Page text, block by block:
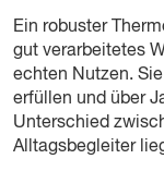
Ein robuster
gut verarbeitetes
echten Nutzen.
erfüllen und über
Unterschied
Alltagsbegleiter